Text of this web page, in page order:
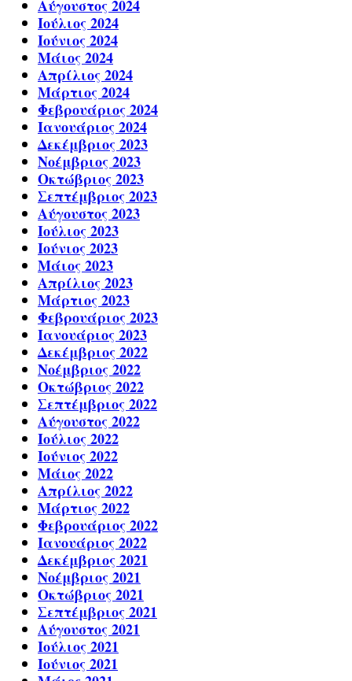
Αύγουστος 2024
Ιούλιος 2024
Ιούνιος 2024
Μάιος 2024
Απρίλιος 2024
Μάρτιος 2024
Φεβρουάριος 2024
Ιανουάριος 2024
Δεκέμβριος 2023
Νοέμβριος 2023
Οκτώβριος 2023
Σεπτέμβριος 2023
Αύγουστος 2023
Ιούλιος 2023
Ιούνιος 2023
Μάιος 2023
Απρίλιος 2023
Μάρτιος 2023
Φεβρουάριος 2023
Ιανουάριος 2023
Δεκέμβριος 2022
Νοέμβριος 2022
Οκτώβριος 2022
Σεπτέμβριος 2022
Αύγουστος 2022
Ιούλιος 2022
Ιούνιος 2022
Μάιος 2022
Απρίλιος 2022
Μάρτιος 2022
Φεβρουάριος 2022
Ιανουάριος 2022
Δεκέμβριος 2021
Νοέμβριος 2021
Οκτώβριος 2021
Σεπτέμβριος 2021
Αύγουστος 2021
Ιούλιος 2021
Ιούνιος 2021